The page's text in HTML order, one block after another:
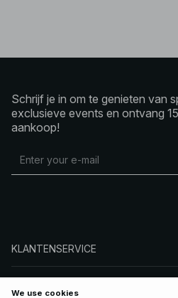
Schrijf je in om te genieten van
exclusieve events en ontvang
aankoop!
KLANTENSERVICE